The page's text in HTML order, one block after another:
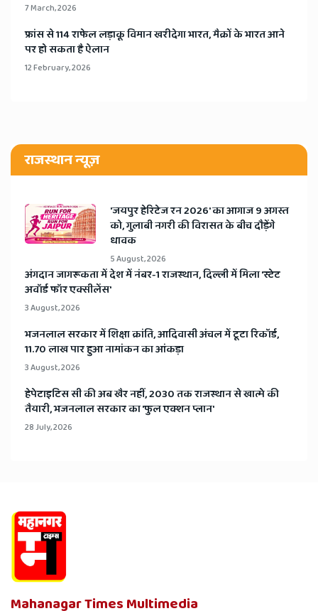
7 March, 2026
​फ्रांस से 114 राफेल लड़ाकू विमान खरीदेगा भारत, मैक्रों के भारत आने
पर हो सकता है ऐलान
12 February, 2026
राजस्थान न्यूज़
​'जयपुर हेरिटेज रन 2026' का आगाज 9 अगस्त
को, गुलाबी नगरी की विरासत के बीच दौड़ेंगे
धावक
5 August, 2026
अंगदान जागरूकता में देश में नंबर-1 राजस्थान, दिल्ली में मिला 'स्टेट
अवॉर्ड फॉर एक्सीलेंस'
3 August, 2026
भजनलाल सरकार में शिक्षा क्रांति, आदिवासी अंचल में टूटा रिकॉर्ड,
11.70 लाख पार हुआ नामांकन का आंकड़ा
3 August, 2026
हेपेटाइटिस सी की अब खैर नहीं, 2030 तक राजस्थान से खात्मे की
तैयारी, भजनलाल सरकार का 'फुल एक्शन प्लान'
28 July, 2026
Mahanagar Times Multimedia